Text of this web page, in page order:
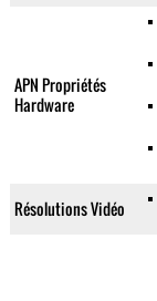
APN Propriétés
Hardware
Résolutions Vidéo